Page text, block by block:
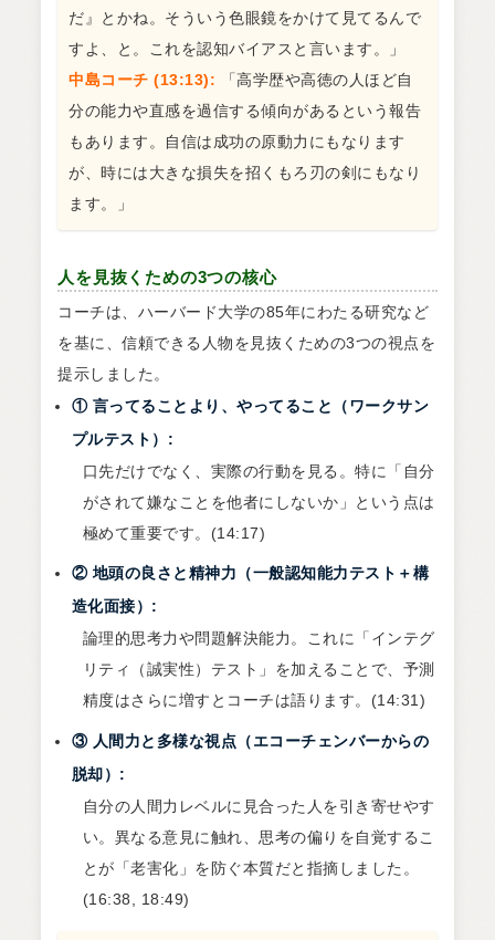
だ』とかね。そういう色眼鏡をかけて見てるんで
すよ、と。これを認知バイアスと言います。」
中島コーチ (13:13): 「高学歴や高徳の人ほど自
分の能力や直感を過信する傾向があるという報告
もあります。自信は成功の原動力にもなります
が、時には大きな損失を招くもろ刃の剣にもなり
ます。」
人を見抜くための3つの核心
コーチは、ハーバード大学の85年にわたる研究など
を基に、信頼できる人物を見抜くための3つの視点を
提示しました。
① 言ってることより、やってること（ワークサン
プルテスト）:
口先だけでなく、実際の行動を見る。特に「自分
がされて嫌なことを他者にしないか」という点は
極めて重要です。(14:17)
② 地頭の良さと精神力（一般認知能力テスト＋構
造化面接）:
論理的思考力や問題解決能力。これに「インテグ
リティ（誠実性）テスト」を加えることで、予測
精度はさらに増すとコーチは語ります。(14:31)
③ 人間力と多様な視点（エコーチェンバーからの
脱却）:
自分の人間力レベルに見合った人を引き寄せやす
い。異なる意見に触れ、思考の偏りを自覚するこ
とが「老害化」を防ぐ本質だと指摘しました。
(16:38, 18:49)